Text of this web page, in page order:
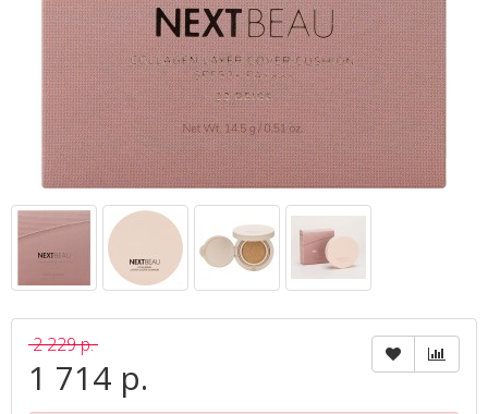
2 229 р.
1 714 р.